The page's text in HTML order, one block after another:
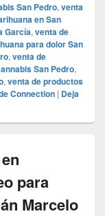
San Pedro, venta
en San
García, venta de
para dolor San
, venta de
San Pedro,
, venta de productos
Connection | Deja
para
Marcelo